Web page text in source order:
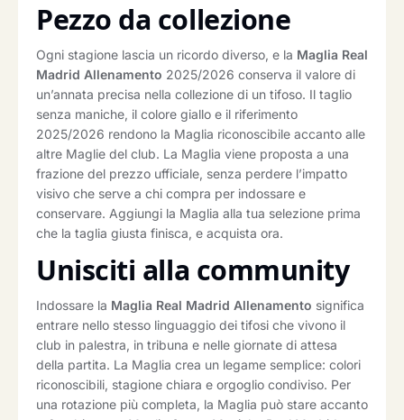
Pezzo da collezione
Ogni stagione lascia un ricordo diverso, e la Maglia Real
Madrid Allenamento 2025/2026 conserva il valore di
un’annata precisa nella collezione di un tifoso. Il taglio
senza maniche, il colore giallo e il riferimento
2025/2026 rendono la Maglia riconoscibile accanto alle
altre Maglie del club. La Maglia viene proposta a una
frazione del prezzo ufficiale, senza perdere l’impatto
visivo che serve a chi compra per indossare e
conservare. Aggiungi la Maglia alla tua selezione prima
che la taglia giusta finisca, e acquista ora.
Unisciti alla community
Indossare la Maglia Real Madrid Allenamento significa
entrare nello stesso linguaggio dei tifosi che vivono il
club in palestra, in tribuna e nelle giornate di attesa
della partita. La Maglia crea un legame semplice: colori
riconoscibili, stagione chiara e orgoglio condiviso. Per
una rotazione più completa, la Maglia può stare accanto